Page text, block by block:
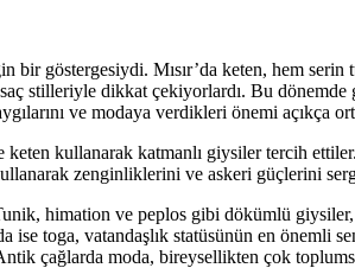
göstergesiydi. Mısır’da keten, hem serin
stilleriyle dikkat çekiyorlardı. Bu
ve modaya verdikleri önemi açıkça
kullanarak katmanlı giysiler tercih
zenginliklerini ve askeri güçlerini
himation ve peplos gibi dökümlü giysiler,
ise toga, vatandaşlık statüsünün en
çağlarda moda, bireysellikten çok